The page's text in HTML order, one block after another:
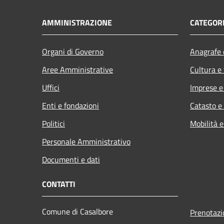
AMMINISTRAZIONE
Organi di Governo
Aree Amministrative
Uffici
Enti e fondazioni
Politici
Personale Amministrativo
Documenti e dati
Cultura
Imprese
Catasto
Mobilità
CONTATTI
Comune di Casalbore